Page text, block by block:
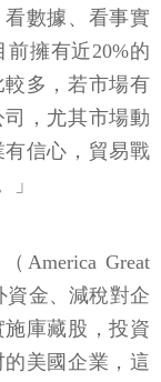
數據、看事實
擁有近20%的
多，若市場有
，尤其市場動
信心，貿易戰
」
America Great
資金、減稅對企
庫藏股，投資
美國企業，這